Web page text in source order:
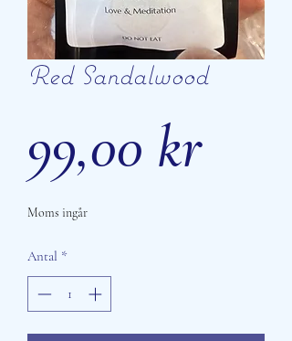
Red Sandalwood
99,00 krPris
Moms ingår
Antal *